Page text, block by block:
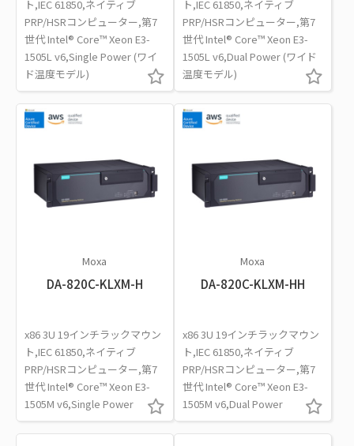
ト,IEC 61850,ネイティブ
PRP/HSRコンピューター,第7
世代 Intel® Core™ Xeon E3-
1505L v6,Single Power (ワイ
ド温度モデル)
ト,IEC 61850,ネイティブ
PRP/HSRコンピューター,第7
世代 Intel® Core™ Xeon E3-
1505L v6,Dual Power (ワイド
温度モデル)
Moxa
DA-820C-KLXM-H
x86 3U 19インチラックマウン
ト,IEC 61850,ネイティブ
PRP/HSRコンピューター,第7
世代 Intel® Core™ Xeon E3-
1505M v6,Single Power
Moxa
DA-820C-KLXM-HH
x86 3U 19インチラックマウン
ト,IEC 61850,ネイティブ
PRP/HSRコンピューター,第7
世代 Intel® Core™ Xeon E3-
1505M v6,Dual Power